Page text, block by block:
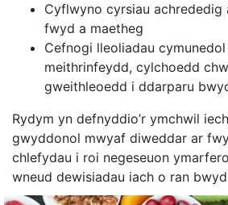
Cyflwyno cyrsiau
fwyd a maetheg
Cefnogi lleoliadau
meithrinfeydd, cylchoedd
gweithleoedd i ddarparu
Rydym yn defnyddio’r ymchwil
gwyddonol mwyaf diweddar ar
chlefydau i roi negeseuon
wneud dewisiadau iach o ran